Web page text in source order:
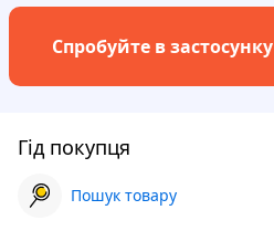
Спробуйте в застосунку
Гід покупця
Пошук товару